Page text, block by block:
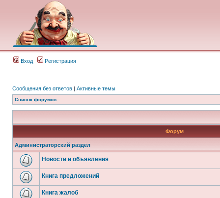
Вход Регистрация
Сообщения без ответов | Активные темы
Список форумов
Форум
Администраторский раздел
Новости и объявления
Книга предложений
Книга жалоб